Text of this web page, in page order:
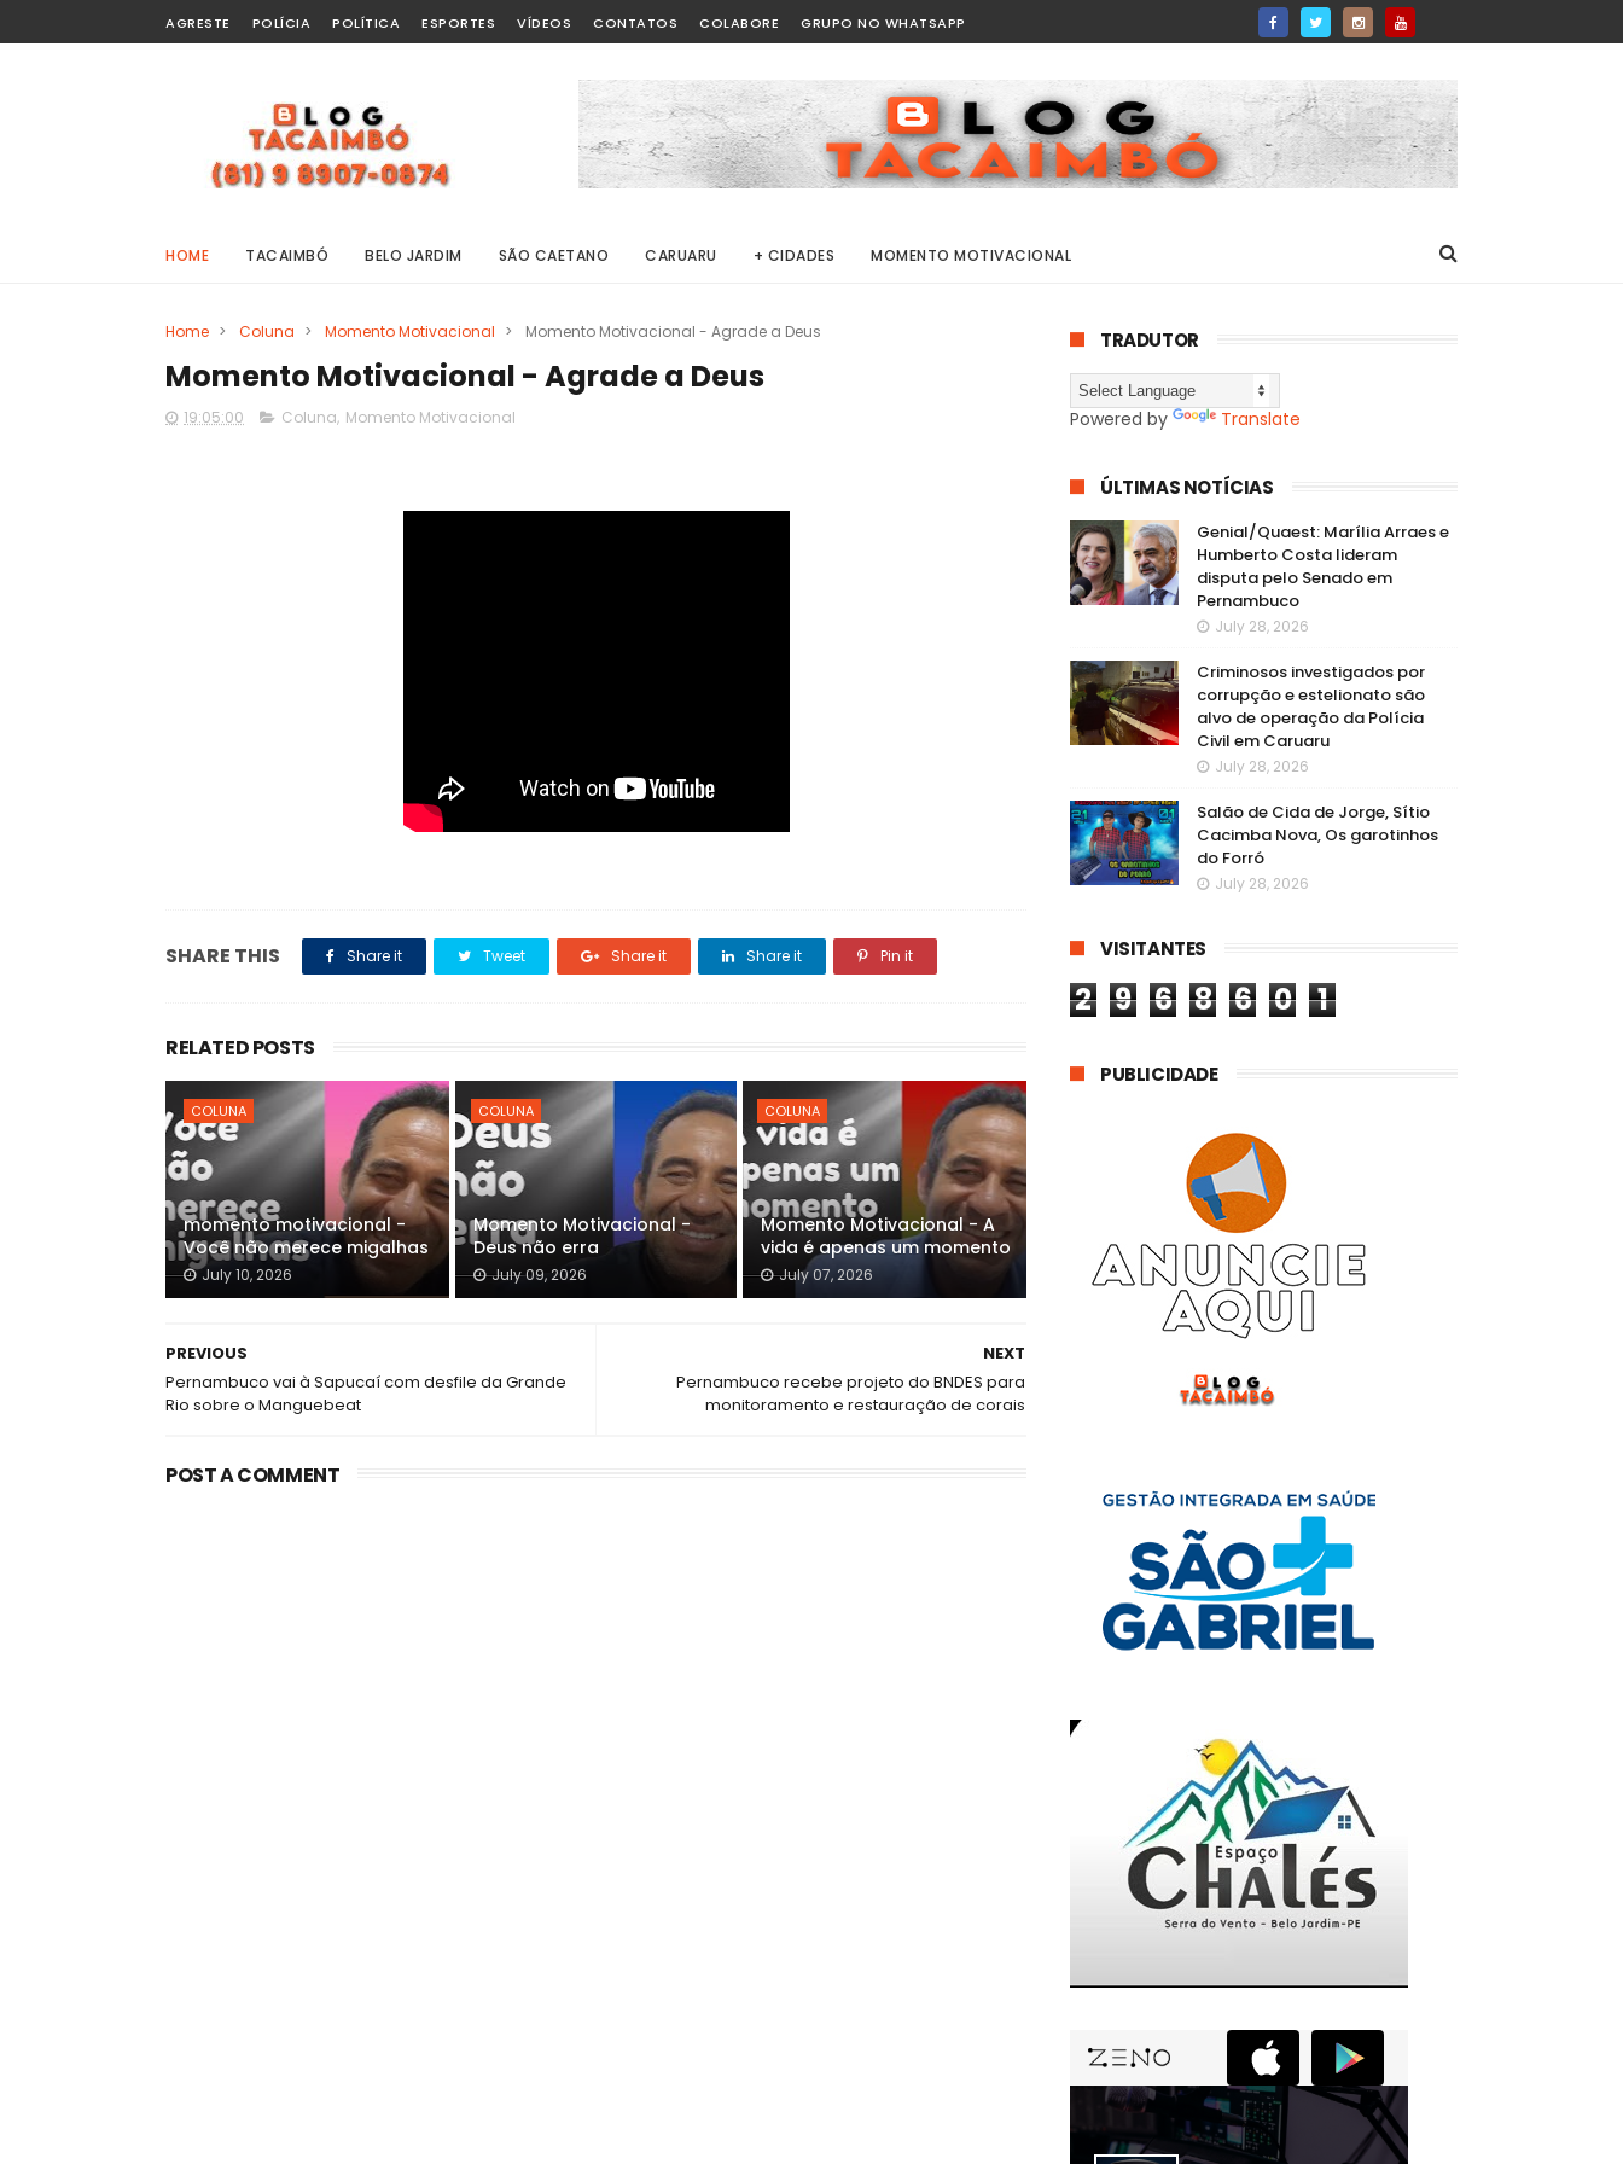
AGRESTE POLÍCIA POLÍTICA ESPORTES VÍDEOS CONTATOS COLABORE GRUPO NO WHATSAPP
HOME TACAIMBÓ BELO JARDIM SÃO CAETANO CARUARU + CIDADES MOMENTO MOTIVACIONAL
Home > Coluna > Momento Motivacional > Momento Motivacional - Agrade a Deus
Momento Motivacional - Agrade a Deus
19:05:00 Coluna, Momento Motivacional
SHARE THIS Share it Tweet Share it Share it Pin it
RELATED POSTS
COLUNA
momento motivacional -
Você não merece migalhas
July 10, 2026
COLUNA
Momento Motivacional -
Deus não erra
July 09, 2026
COLUNA
Momento Motivacional - A
vida é apenas um momento
July 07, 2026
NEXT
Pernambuco recebe projeto do BNDES para
monitoramento e restauração de corais
PREVIOUS
Pernambuco vai à Sapucaí com desfile da Grande
Rio sobre o Manguebeat
POST A COMMENT
TRADUTOR
Powered by Translate
ÚLTIMAS NOTÍCIAS
Genial/Quaest: Marília Arraes e
Humberto Costa lideram
disputa pelo Senado em
Pernambuco
July 28, 2026
Criminosos investigados por
corrupção e estelionato são
alvo de operação da Polícia
Civil em Caruaru
July 28, 2026
Salão de Cida de Jorge, Sítio
Cacimba Nova, Os garotinhos
do Forró
July 28, 2026
VISITANTES
2 9 6 8 6 0 1
PUBLICIDADE